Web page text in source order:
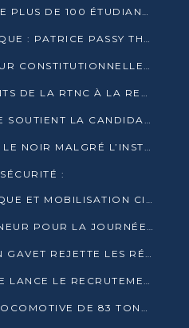
CONGO TERMINAL FORME PLUS DE 100 ÉTUDIANTS AUX TECHNIQUES D’EMBAUCHE
INTELLIGENCE ÉCONOMIQUE : PATRICE PASSY THÉORISE UNE STRATÉGIE ADAPTÉE AUX CONTEXTES FRAGMENTÉS
PRÉSIDENTIELLE : LA COUR CONSTITUTIONNELLE CONFIRME LA VICTOIRE DE SASSOU NGUESSO AVEC 94,90 % DES SUFFRAGES
RDC : PLUS DE 500 AGENTS DE LA RTNC À LA RETRAITE, UNE PAGE SE TOURNE
ONU : L’UNION AFRICAINE SOUTIENT LA CANDIDATURE DE MACKY SALL
MADIBOU PLONGÉ DANS LE NOIR MALGRÉ L’INSTALLATION D’UN NOUVEAU TRANSFORMATEUR
:
POUR NOTRE SOUVERAINETÉ NATIONALE
HENRI DJOMBO À L’HONNEUR POUR LA JOURNÉE MONDIALE DU THÉÂTRE
PRÉSIDENTIELLE : DESTIN GAVET REJETTE LES RÉSULTATS ET APPELLE À UN DIALOGUE NATIONAL
ENSEIGNEMENT : L’ENFICE LANCE LE RECRUTEMENT DE SA PREMIÈRE PROMOTION DE PROFESSEURS DES ÉCOLES
AGL MET SUR RAIL UNE LOCOMOTIVE DE 83 TONNES À POINTE-NOIRE